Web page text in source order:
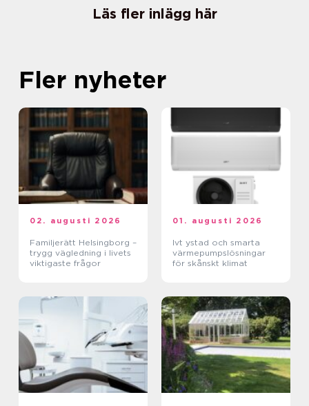
Läs fler inlägg här
Fler nyheter
02. augusti 2026
Familjerätt Helsingborg –
trygg vägledning i livets
viktigaste frågor
01. augusti 2026
Ivt ystad och smarta
värmepumpslösningar
för skånskt klimat